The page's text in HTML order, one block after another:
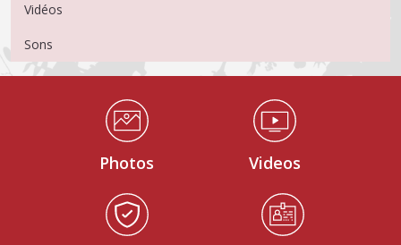
Vidéos
Sons
Médiathèque Footer
Photos Videos